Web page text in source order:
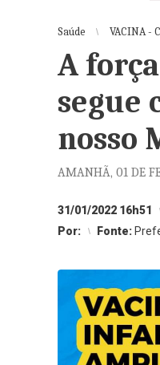
Saúde VACINA -
A
segue
nosso
AMANHÃ, 01 DE
31/01/2022 16h51
Por: Fonte: